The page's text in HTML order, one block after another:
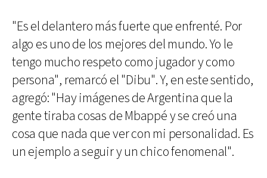
"Es el delantero más fuerte que enfrenté. Por
algo es uno de los mejores del mundo. Yo le
tengo mucho respeto como jugador y como
persona", remarcó el "Dibu". Y, en este sentido,
agregó: "Hay imágenes de Argentina que la
gente tiraba cosas de Mbappé y se creó una
cosa que nada que ver con mi personalidad. Es
un ejemplo a seguir y un chico fenomenal".